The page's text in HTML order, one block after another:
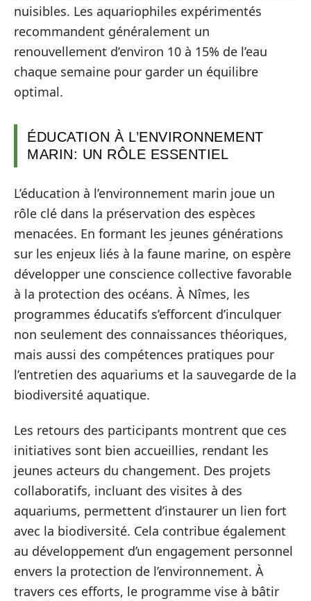
nuisibles. Les aquariophiles expérimentés
recommandent généralement un
renouvellement d’environ 10 à 15% de l’eau
chaque semaine pour garder un équilibre
optimal.
ÉDUCATION À L’ENVIRONNEMENT
MARIN: UN RÔLE ESSENTIEL
L’éducation à l’environnement marin joue un
rôle clé dans la préservation des espèces
menacées. En formant les jeunes générations
sur les enjeux liés à la faune marine, on espère
développer une conscience collective favorable
à la protection des océans. À Nîmes, les
programmes éducatifs s’efforcent d’inculquer
non seulement des connaissances théoriques,
mais aussi des compétences pratiques pour
l’entretien des aquariums et la sauvegarde de la
biodiversité aquatique.
Les retours des participants montrent que ces
initiatives sont bien accueillies, rendant les
jeunes acteurs du changement. Des projets
collaboratifs, incluant des visites à des
aquariums, permettent d’instaurer un lien fort
avec la biodiversité. Cela contribue également
au développement d’un engagement personnel
envers la protection de l’environnement. À
travers ces efforts, le programme vise à bâtir